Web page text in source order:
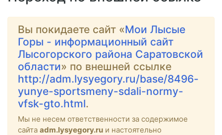
Вы покидаете сайт «Мои Лысые
Горы - информационный сайт
Лысогорского района Саратовской
области» по внешней ссылке
http://adm.lysyegory.ru/base/8496-
yunye-sportsmeny-sdali-normy-
vfsk-gto.html.
Мы не несем ответственности за содержимое
сайта adm.lysyegory.ru и настоятельно